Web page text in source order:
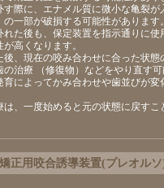
す際に、エナメル質に微小な亀裂
一部が破損する可能性があります。
れた後も、保定装置を指示通りに
高くなります。
後、現在の咬み合わせに合った状
治療 （修復物）などをやり直す可
育によってかみ合わせや歯並びが変
は、一度始めると元の状態に戻すこ
正⽤咬合誘導装置(プレオル